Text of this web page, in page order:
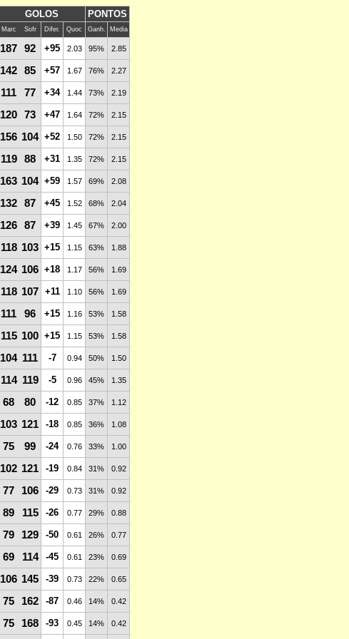
GOLOS PONTOS
Marc Sofr Difer. Quoc Ganh. Media
187 92 +95 2.03 95% 2.85
142 85 +57 1.67 76% 2.27
111 77 +34 1.44 73% 2.19
120 73 +47 1.64 72% 2.15
156 104 +52 1.50 72% 2.15
119 88 +31 1.35 72% 2.15
163 104 +59 1.57 69% 2.08
132 87 +45 1.52 68% 2.04
126 87 +39 1.45 67% 2.00
118 103 +15 1.15 63% 1.88
124 106 +18 1.17 56% 1.69
118 107 +11 1.10 56% 1.69
111 96 +15 1.16 53% 1.58
115 100 +15 1.15 53% 1.58
104 111 -7 0.94 50% 1.50
114 119 -5 0.96 45% 1.35
68 80 -12 0.85 37% 1.12
103 121 -18 0.85 36% 1.08
75 99 -24 0.76 33% 1.00
102 121 -19 0.84 31% 0.92
77 106 -29 0.73 31% 0.92
89 115 -26 0.77 29% 0.88
79 129 -50 0.61 26% 0.77
69 114 -45 0.61 23% 0.69
106 145 -39 0.73 22% 0.65
75 162 -87 0.46 14% 0.42
75 168 -93 0.45 14% 0.42